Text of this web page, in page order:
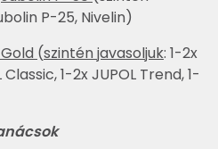
P-25, Nivelin)
(szintén javasoljuk: 1-2x
1-2x JUPOL Trend, 1-